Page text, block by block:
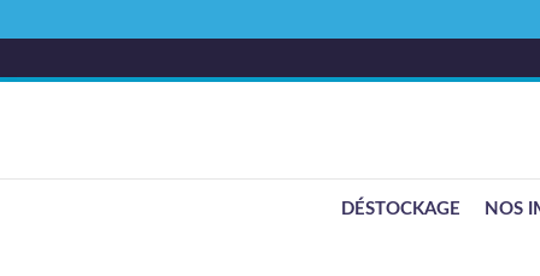
DÉSTOCKAGE NOS